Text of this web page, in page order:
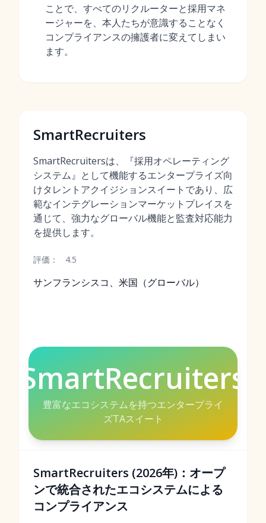
ことで、すべてのリクルーターと採用マネ
ージャーを、本人たちが意識することなく
コンプライアンスの擁護者に変えてしまい
ます。
SmartRecruiters
SmartRecruitersは、『採用オペレーティング
システム』として機能するエンタープライズ向
けタレントアクイジションスイートであり、広
範なインテグレーションマーケットプレイスを
通じて、強力なグローバル機能と監査対応能力
を提供します。
評価： 4.5
サンフランシスコ、米国（グローバル）
SmartRecruiters
豊富なエコシステムを持つエンタープライ
ズTAスイート
SmartRecruiters (2026年)：オープ
ンで統合されたエコシステムによる
コンプライアンス